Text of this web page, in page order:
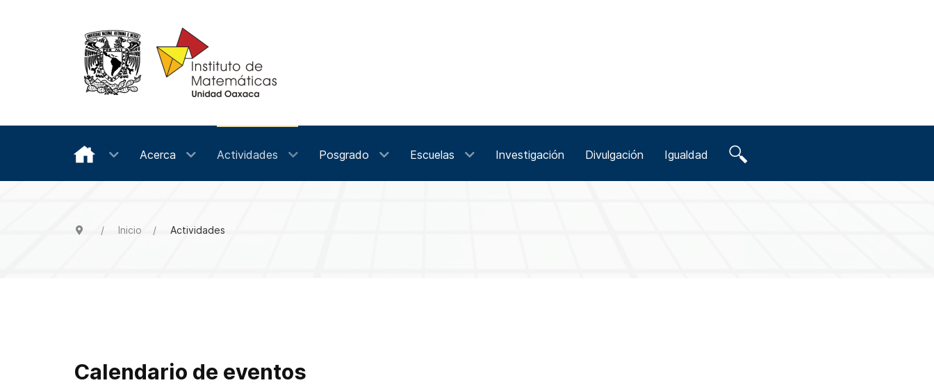
Acerca Actividades Posgrado Escuelas Investigación Divulgación Igualdad
Inicio Actividades
Calendario de eventos